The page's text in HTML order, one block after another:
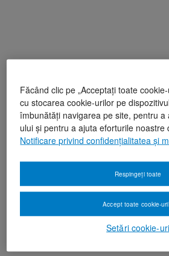
Făcând clic pe „Acceptați toate
cu stocarea cookie-urilor pe
îmbunătăți navigarea pe site, pentru a
ului și pentru a ajuta eforturile noastre
Notificare privind confidențialitatea și
Setări cookie-uri
Respingeți toate
Accept toate cookie-